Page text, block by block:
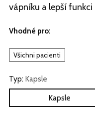
vápníku a lepší
Vhodné pro:
Všichni pacienti
Typ: Kapsle
Kapsle